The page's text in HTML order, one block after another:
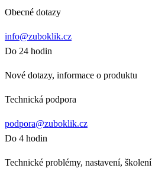
Obecné dotazy
info@zuboklik.cz
Do 24 hodin
Nové dotazy, informace o produktu
Technická podpora
podpora@zuboklik.cz
Do 4 hodin
Technické problémy, nastavení, školení